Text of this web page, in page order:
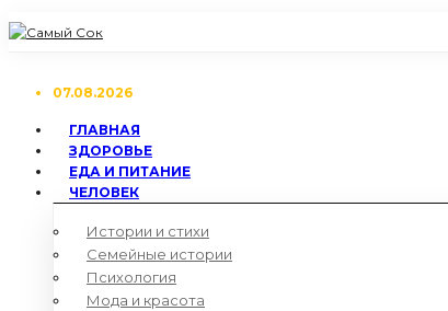
07.08.2026
ГЛАВНАЯ
ЗДОРОВЬЕ
ЕДА И ПИТАНИЕ
ЧЕЛОВЕК
Истории и стихи
Семейные истории
Психология
Мода и красота